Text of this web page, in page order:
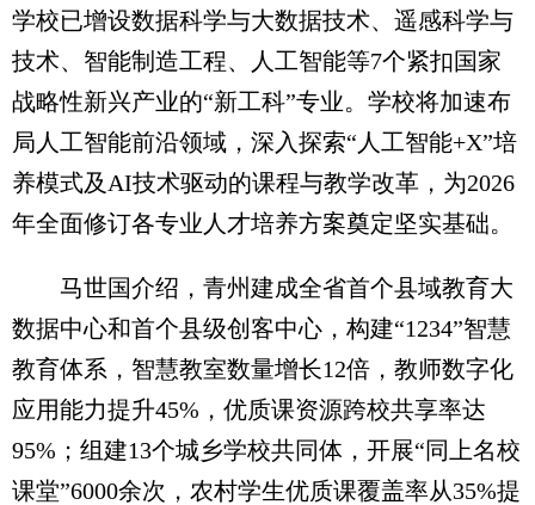
学校已增设数据科学与大数据技术、遥感科学与
技术、智能制造工程、人工智能等7个紧扣国家
战略性新兴产业的“新工科”专业。学校将加速布
局人工智能前沿领域，深入探索“人工智能+X”培
养模式及AI技术驱动的课程与教学改革，为2026
年全面修订各专业人才培养方案奠定坚实基础。
马世国介绍，青州建成全省首个县域教育大
数据中心和首个县级创客中心，构建“1234”智慧
教育体系，智慧教室数量增长12倍，教师数字化
应用能力提升45%，优质课资源跨校共享率达
95%；组建13个城乡学校共同体，开展“同上名校
课堂”6000余次，农村学生优质课覆盖率从35%提